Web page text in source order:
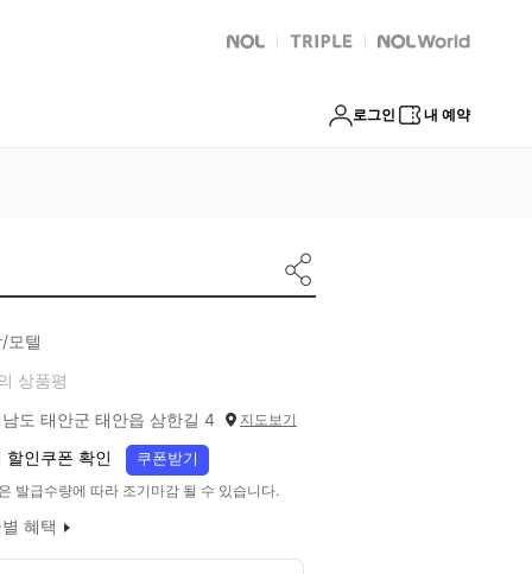
NOL 트리플 Global Interpark
로그인 내 예약
모텔
상품평
도 태안군 태안읍 삼한길 4 지도보기
할인쿠폰 확인 쿠폰받기
발급수량에 따라 조기마감 될 수 있습니다.
혜택